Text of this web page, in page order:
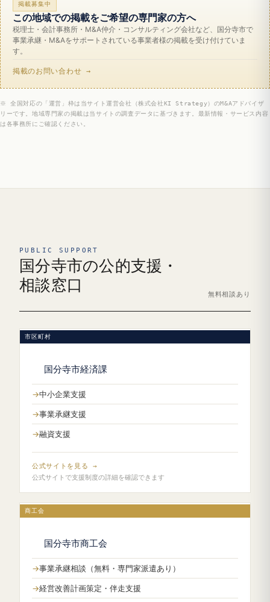
掲載募集中
この地域での掲載をご希望の専門家の方へ
税理士・会計事務所・M&A仲介・コンサルティング会社など、国分寺市で
事業承継・M&Aをサポートされている事業者様の掲載を受け付けていま
す。
掲載のお問い合わせ →
※ 全国対応の「運営」枠は当サイト運営会社（株式会社KI Strategy）のM&Aアドバイザ
リーです。地域専門家の掲載は当サイトの調査データに基づきます。最新情報・サービス内容
は各事務所にご確認ください。
PUBLIC SUPPORT
国分寺市の公的支援・
相談窓口
無料相談あり
市区町村
国分寺市経済課
中小企業支援
事業承継支援
融資支援
公式サイトを見る →
公式サイトで支援制度の詳細を確認できます
商工会
国分寺市商工会
事業承継相談（無料・専門家派遣あり）
経営改善計画策定・伴走支援